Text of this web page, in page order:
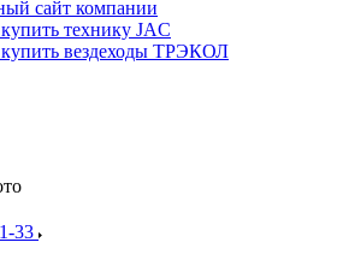
сайт компании
технику JAC
вездеходы ТРЭКОЛ
33